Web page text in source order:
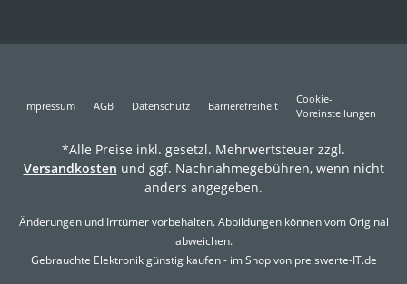
Impressum AGB Datenschutz Barrierefreiheit
Cookie-
Voreinstellungen
*Alle Preise inkl. gesetzl. Mehrwertsteuer zzgl.
Versandkosten und ggf. Nachnahmegebühren, wenn nicht
anders angegeben.
Änderungen und Irrtümer vorbehalten. Abbildungen können vom Original
abweichen.
Gebrauchte Elektronik günstig kaufen - im Shop von preiswerte-IT.de